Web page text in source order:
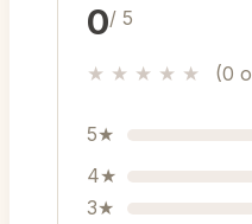
0/ 5
★ ★ ★ ★ ★ (0
5★
4★
3★